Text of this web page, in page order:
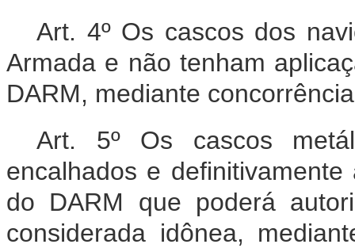
Art. 4º Os cascos dos
Armada e não tenham
DARM, mediante
Art. 5º Os cascos
encalhados e
do DARM que poderá
considerada idônea,